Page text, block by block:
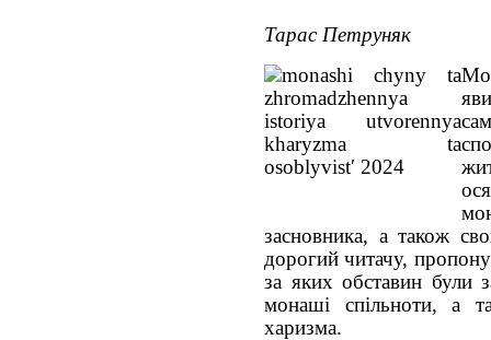
Тарас Петруняк
засновника, а також
дорогий читачу,
за яких обставин були
монаші спільноти, а
харизма.